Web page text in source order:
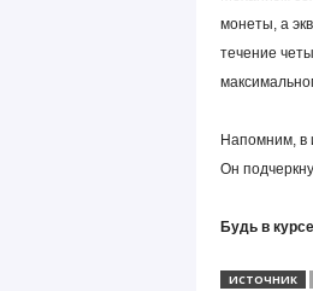
монеты, а
течение
Напомним, в
Он
Будь в
ИСТОЧНИК